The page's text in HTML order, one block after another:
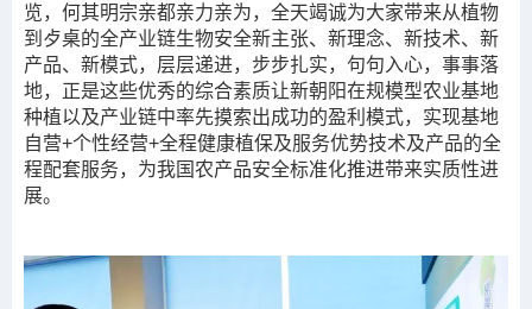
览，何其明宗亲都亲力亲为，全天竭诚为大家带来从植物
到歺桌的全产业链生物安全新主张、新理念、新技术、新
产品、新模式，层层递进，步步扎实，句句入心，事事落
地，正是这些优秀的综合素质让新朝阳在规模型农业基地
种植以及产业链中率先摸索出成功的盈利模式，实现基地
自营+个性经营+全程健康植保及服务优势技术及产品的全
程配套服务，为我国农产品安全标准化推进带来实质性进
展。